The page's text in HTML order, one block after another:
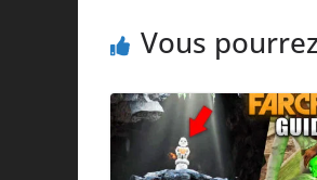
Vous